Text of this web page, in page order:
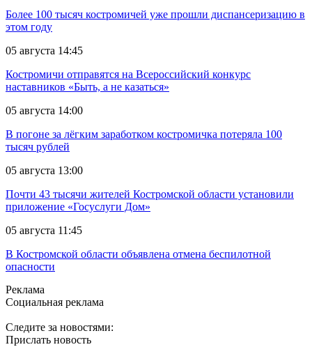
Более 100 тысяч костромичей уже прошли диспансеризацию в
этом году
05 августа 14:45
Костромичи отправятся на Всероссийский конкурс
наставников «Быть, а не казаться»
05 августа 14:00
В погоне за лёгким заработком костромичка потеряла 100
тысяч рублей
05 августа 13:00
Почти 43 тысячи жителей Костромской области установили
приложение «Госуслуги Дом»
05 августа 11:45
В Костромской области объявлена отмена беспилотной
опасности
Реклама
Социальная реклама
Следите за новостями:
Прислать новость